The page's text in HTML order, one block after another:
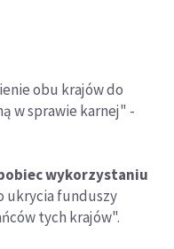
obu krajów do
w sprawie karnej" -
wykorzystaniu
ukrycia funduszy
tych krajów".